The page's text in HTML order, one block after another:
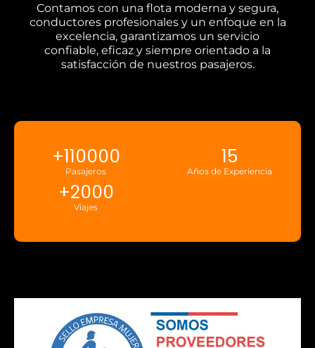
Contamos con una flota moderna y segura,
conductores profesionales y un enfoque en la
excelencia, garantizamos un servicio
confiable, eficaz y siempre orientado a la
satisfacción de nuestros pasajeros.
Pasajeros
+110000
Años de Experiencia
15
Viajes
+2000